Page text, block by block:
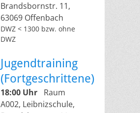
Brandsbornstr. 11,
63069 Offenbach
DWZ < 1300 bzw. ohne
DWZ
Jugendtraining
(Fortgeschrittene)
18:00 Uhr
Raum
A002, Leibnizschule,